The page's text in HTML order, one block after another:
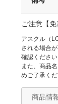
ご注意【免
アスクル（
される場合
確認くださ
また、商品
めご了承くだ
商品情